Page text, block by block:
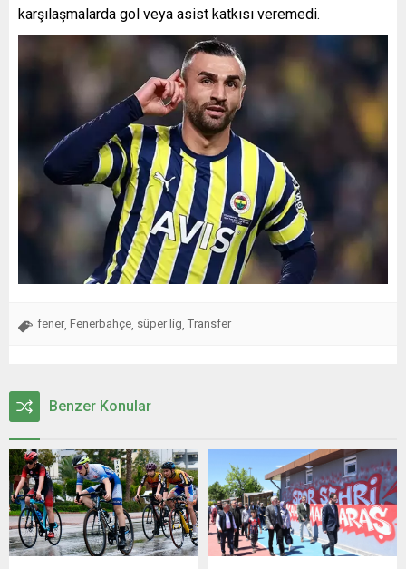
karşılaşmalarda gol veya asist katkısı veremedi.
fener, Fenerbahçe, süper lig, Transfer
Benzer Konular